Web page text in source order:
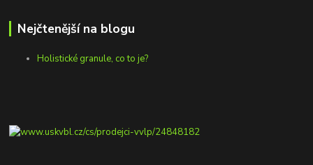
Nejčtenější na blogu
Holistické granule, co to je?